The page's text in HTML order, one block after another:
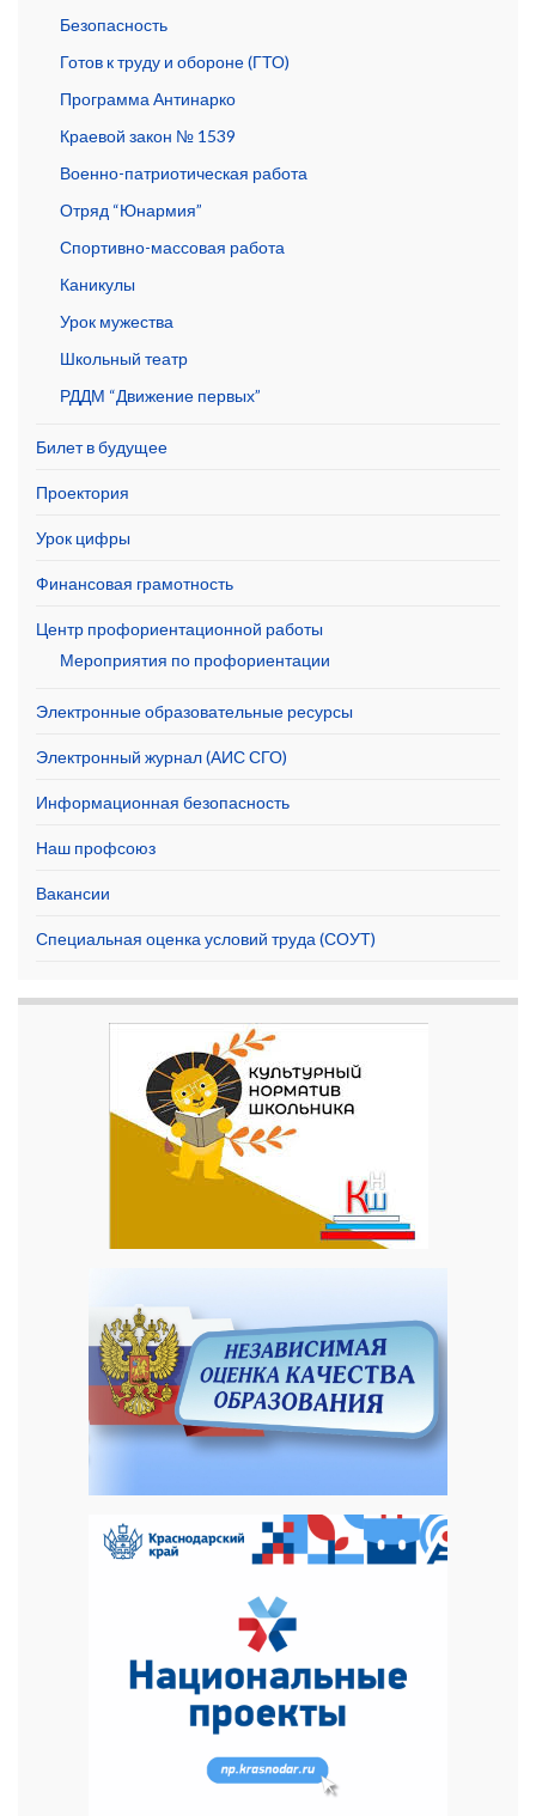
Безопасность
Готов к труду и обороне (ГТО)
Программа Антинарко
Краевой закон № 1539
Военно-патриотическая работа
Отряд “Юнармия”
Спортивно-массовая работа
Каникулы
Урок мужества
Школьный театр
РДДМ “Движение первых”
Билет в будущее
Проектория
Урок цифры
Финансовая грамотность
Центр профориентационной работы
Мероприятия по профориентации
Электронные образовательные ресурсы
Электронный журнал (АИС СГО)
Информационная безопасность
Наш профсоюз
Вакансии
Специальная оценка условий труда (СОУТ)